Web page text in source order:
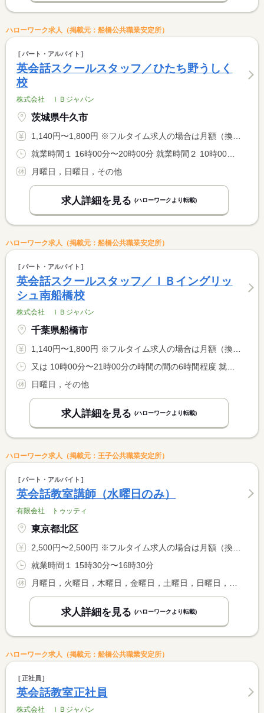
ハローワーク求人（掲載元：船橋公共職業安定所）
パート・アルバイト
英会話スクールスタッフ／ひたち野うしく
校
株式会社 ＩＢジャパン
茨城県牛久市
1,140円〜1,800円 ※フルタイム求人の場合は月額（換算額）、パート求人の場合は時間額を表示しています。
就業時間１ 16時00分〜20時00分 就業時間２ 10時00分〜17時00分 就業時間に関する特記事項 就業時間１は水曜日と金曜日 <BR> 就業時間２は土曜日 <BR> ＊スケジュール変更により、時間変更の可能性あり <BR> 勤務曜日・時間は相談可
月曜日，日曜日，その他
求人詳細を見る (ハローワークより転載)
ハローワーク求人（掲載元：船橋公共職業安定所）
パート・アルバイト
英会話スクールスタッフ／ＩＢイングリッ
シュ南船橋校
株式会社 ＩＢジャパン
千葉県船橋市
1,140円〜1,800円 ※フルタイム求人の場合は月額（換算額）、パート求人の場合は時間額を表示しています。
又は 10時00分〜21時00分の時間の間の6時間程度 就業時間に関する特記事項 平日は午後から、土曜日は午前からの勤務になります <BR> ＊スケジュール変更により、時間変更の可能性あり <BR> 勤務曜日・時間は相談の上決定します <BR> 土曜日勤務必須でお願いいたします
日曜日，その他
求人詳細を見る (ハローワークより転載)
ハローワーク求人（掲載元：王子公共職業安定所）
パート・アルバイト
英会話教室講師（水曜日のみ）
有限会社 トゥッティ
東京都北区
2,500円〜2,500円 ※フルタイム求人の場合は月額（換算額）、パート求人の場合は時間額を表示しています。
就業時間１ 15時30分〜16時30分
月曜日，火曜日，木曜日，金曜日，土曜日，日曜日，祝日
求人詳細を見る (ハローワークより転載)
ハローワーク求人（掲載元：船橋公共職業安定所）
正社員
英会話教室正社員
株式会社 ＩＢジャパン